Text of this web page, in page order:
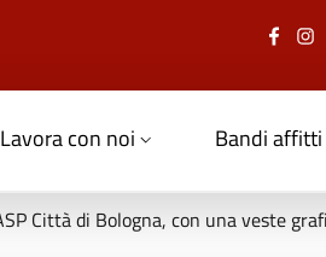
Lavora con noi Bandi
Città di Bologna, con una veste